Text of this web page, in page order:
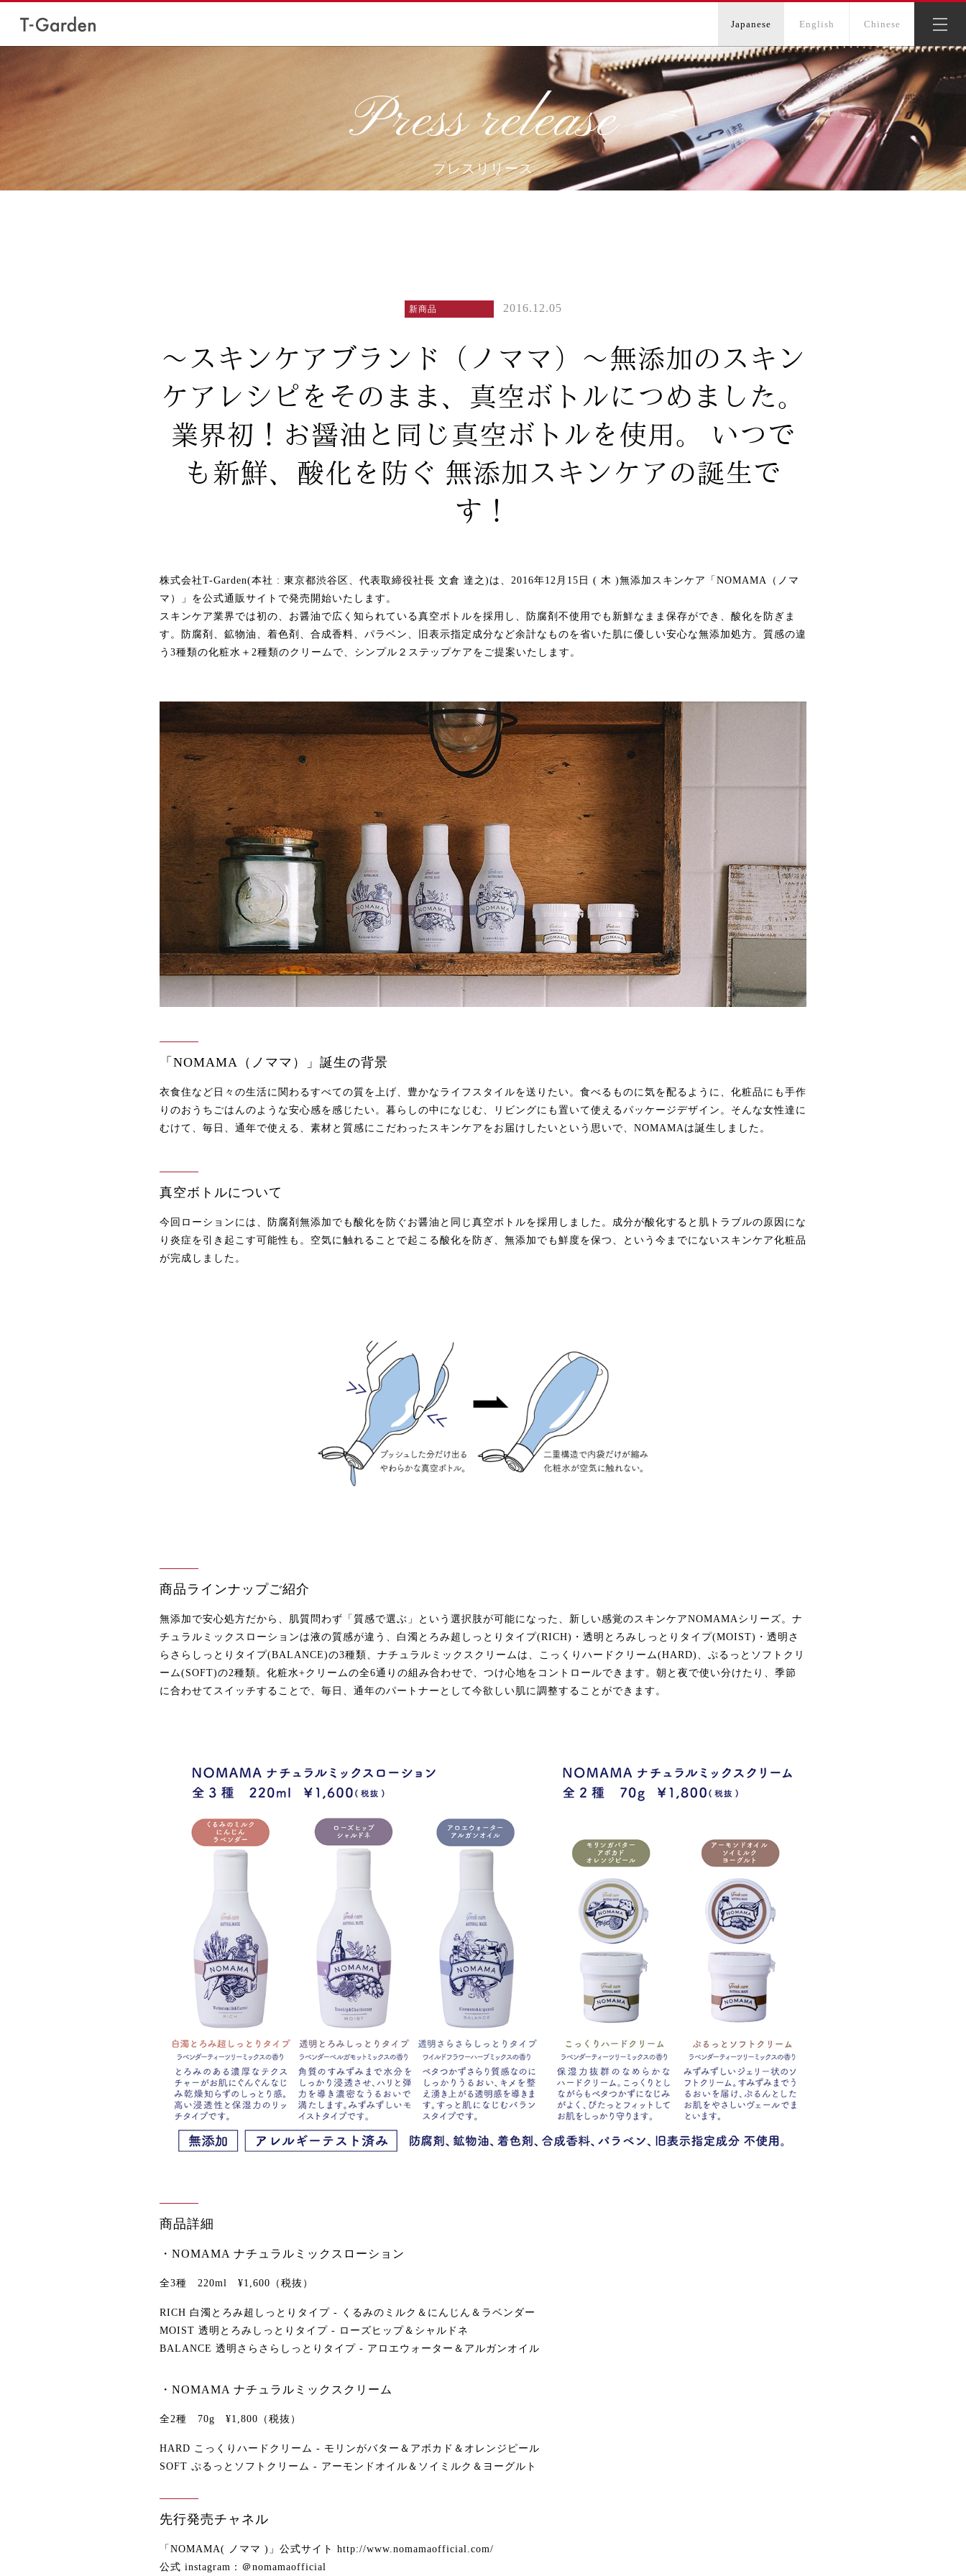
Chinese
English
Japanese
Press release
プレスリリース
新商品 2016.12.05
～スキンケアブランド（ノママ）～無添加のスキン
ケアレシピをそのまま、真空ボトルにつめました。
業界初！お醤油と同じ真空ボトルを使用。 いつで
も新鮮、酸化を防ぐ 無添加スキンケアの誕生で
す！
株式会社T-Garden(本社 : 東京都渋谷区、代表取締役社長 文倉 達之)は、2016年12月15日 ( 木 )無添加スキンケア「NOMAMA（ノマ
マ）」を公式通販サイトで発売開始いたします。
スキンケア業界では初の、お醤油で広く知られている真空ボトルを採用し、防腐剤不使用でも新鮮なまま保存ができ、酸化を防ぎま
す。防腐剤、鉱物油、着色剤、合成香料、パラベン、旧表示指定成分など余計なものを省いた肌に優しい安心な無添加処方。質感の違
う3種類の化粧水＋2種類のクリームで、シンプル２ステップケアをご提案いたします。
「NOMAMA（ノママ）」誕生の背景
衣食住など日々の生活に関わるすべての質を上げ、豊かなライフスタイルを送りたい。食べるものに気を配るように、化粧品にも手作
りのおうちごはんのような安心感を感じたい。暮らしの中になじむ、リビングにも置いて使えるパッケージデザイン。そんな女性達に
むけて、毎日、通年で使える、素材と質感にこだわったスキンケアをお届けしたいという思いで、NOMAMAは誕生しました。
真空ボトルについて
今回ローションには、防腐剤無添加でも酸化を防ぐお醤油と同じ真空ボトルを採用しました。成分が酸化すると肌トラブルの原因にな
り炎症を引き起こす可能性も。空気に触れることで起こる酸化を防ぎ、無添加でも鮮度を保つ、という今までにないスキンケア化粧品
が完成しました。
商品ラインナップご紹介
無添加で安心処方だから、肌質問わず「質感で選ぶ」という選択肢が可能になった、新しい感覚のスキンケアNOMAMAシリーズ。ナ
チュラルミックスローションは液の質感が違う、白濁とろみ超しっとりタイプ(RICH)・透明とろみしっとりタイプ(MOIST)・透明さ
らさらしっとりタイプ(BALANCE)の3種類、ナチュラルミックスクリームは、こっくりハードクリーム(HARD)、ぷるっとソフトクリ
ーム(SOFT)の2種類。化粧水+クリームの全6通りの組み合わせで、つけ心地をコントロールできます。朝と夜で使い分けたり、季節
に合わせてスイッチすることで、毎日、通年のパートナーとして今欲しい肌に調整することができます。
商品詳細
・NOMAMA ナチュラルミックスローション
全3種 220ml ¥1,600（税抜）
RICH 白濁とろみ超しっとりタイプ - くるみのミルク＆にんじん＆ラベンダー
MOIST 透明とろみしっとりタイプ - ローズヒップ＆シャルドネ
BALANCE 透明さらさらしっとりタイプ - アロエウォーター＆アルガンオイル
・NOMAMA ナチュラルミックスクリーム
全2種 70g ¥1,800（税抜）
HARD こっくりハードクリーム - モリンがバター＆アボカド＆オレンジピール
SOFT ぷるっとソフトクリーム - アーモンドオイル＆ソイミルク＆ヨーグルト
先行発売チャネル
「NOMAMA( ノママ )」公式サイト http://www.nomamaofficial.com/
公式 instagram：＠nomamaofficial